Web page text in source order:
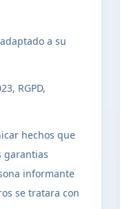
adaptado a su
RGPD,
hechos que
garantias
informante
se tratara con